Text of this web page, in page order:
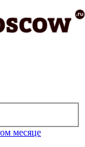
месяце